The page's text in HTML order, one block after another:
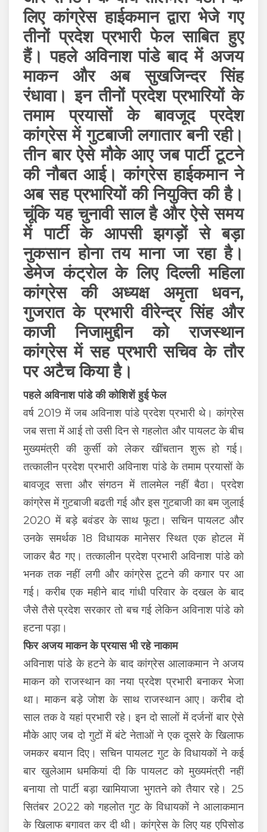
लिए कांग्रेस हाईकमान द्वारा भेजे गए
तीनों प्रदेश प्रभारी फेल साबित हुए
हैं। पहले अविनाश पांडे बाद में अजय
माकन और अब सुखजिन्दर सिंह
रंधावा। इन तीनों प्रदेश प्रभारियों के
तमाम प्रयासों के बावजूद प्रदेश
कांग्रेस में गुटबाजी लगातार बनी रही।
तीन बार ऐसे मौके आए जब पार्टी टूटने
की नौबत आई। कांग्रेस हाईकमान ने
अब सह प्रभारियों की नियुक्ति की है।
चूंकि यह चुनावी साल है और ऐसे समय
में पार्टी के आपसी झगड़ों से बड़ा
नुकसान होना तय माना जा रहा है।
डेमेज कंट्रोल के लिए दिल्ली महिला
कांग्रेस की अध्यक्ष अमृता धवन,
गुजरात के प्रभारी वीरेन्द्र सिंह और
काजी निजामुद्दीन को राजस्थान
कांग्रेस में सह प्रभारी सचिव के तौर
पर अटैच किया है।
पहले अविनाश पांडे की कोशिशें हुई फेल
वर्ष 2019 में जब अविनाश पांडे प्रदेश प्रभारी थे। कांग्रेस
जब सत्ता में आई तो उसी दिन से गहलोत और पायलट के बीच
मुख्यमंत्री की कुर्सी को लेकर खींचतान शुरू हो गई।
तत्कालीन प्रदेश प्रभारी अविनाश पांडे के तमाम प्रयासों के
बावजूद सत्ता और संगठन में तालमेल नहीं बैठा। प्रदेश
कांग्रेस में गुटबाजी बढती गई और इस गुटबाजी का बम जुलाई
2020 में बड़े बवंडर के साथ फूटा। सचिन पायलट और
उनके समर्थक 18 विधायक मानेसर स्थित एक होटल में
जाकर बैठ गए। तत्कालीन प्रदेश प्रभारी अविनाश पांडे को
भनक तक नहीं लगी और कांग्रेस टूटने की कगार पर आ
गई। करीब एक महीने बाद गांधी परिवार के दखल के बाद
जैसे तैसे प्रदेश सरकार तो बच गई लेकिन अविनाश पांडे को
हटना पड़ा।
फिर अजय माकन के प्रयास भी रहे नाकाम
अविनाश पांडे के हटने के बाद कांग्रेस आलाकमान ने अजय
माकन को राजस्थान का नया प्रदेश प्रभारी बनाकर भेजा
था। माकन बड़े जोश के साथ राजस्थान आए। करीब दो
साल तक वे यहां प्रभारी रहे। इन दो सालों में दर्जनों बार ऐसे
मौके आए जब दो गुटों में बंटे नेताओं ने एक दूसरे के खिलाफ
जमकर बयान दिए। सचिन पायलट गुट के विधायकों ने कई
बार खुलेआम धमकियां दी कि पायलट को मुख्यमंत्री नहीं
बनाया तो पार्टी बड़ा खामियाजा भुगतने को तैयार रहे। 25
सितंबर 2022 को गहलोत गुट के विधायकों ने आलाकमान
के खिलाफ बगावत कर दी थी। कांग्रेस के लिए यह एपिसोड